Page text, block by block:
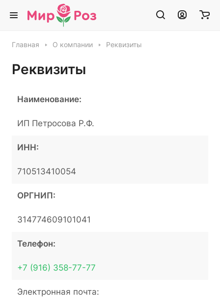
Главная О компании Реквизиты
Реквизиты
Наименование:
ИП Петросова Р.Ф.
ИНН:
710513410054
ОРГНИП:
314774609101041
Телефон:
+7 (916) 358-77-77
Электронная почта: